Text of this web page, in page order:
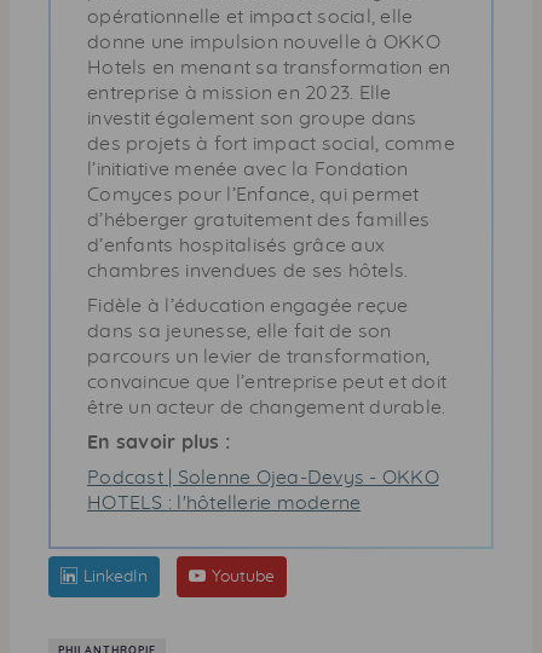
opérationnelle et impact social, elle
donne une impulsion nouvelle à OKKO
Hotels en menant sa transformation en
entreprise à mission en 2023. Elle
investit également son groupe dans
des projets à fort impact social, comme
l’initiative menée avec la Fondation
Comyces pour l’Enfance, qui permet
d’héberger gratuitement des familles
d’enfants hospitalisés grâce aux
chambres invendues de ses hôtels.
Fidèle à l’éducation engagée reçue
dans sa jeunesse, elle fait de son
parcours un levier de transformation,
convaincue que l’entreprise peut et doit
être un acteur de changement durable.
En savoir plus :
Podcast | Solenne Ojea-Devys - OKKO
HOTELS : l'hôtellerie moderne
LinkedIn Youtube